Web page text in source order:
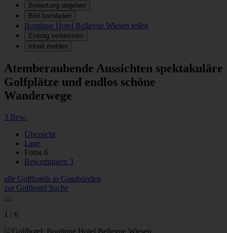
Bewertung abgeben
Bild hochladen
Boutique Hotel Bellevue Wiesen teilen
Eintrag verbessern
Inhalt melden
Atemberaubende Aussichten spektakuläre
Golfplätze und endlos schöne
Wanderwege
3 Bew.
Übersicht
Lage
Fotos 6
Bewertungen 3
alle Golfhotels in Graubünden
zur Golfhotel Suche
1 / 6